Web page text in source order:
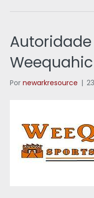
Por newarkresource |